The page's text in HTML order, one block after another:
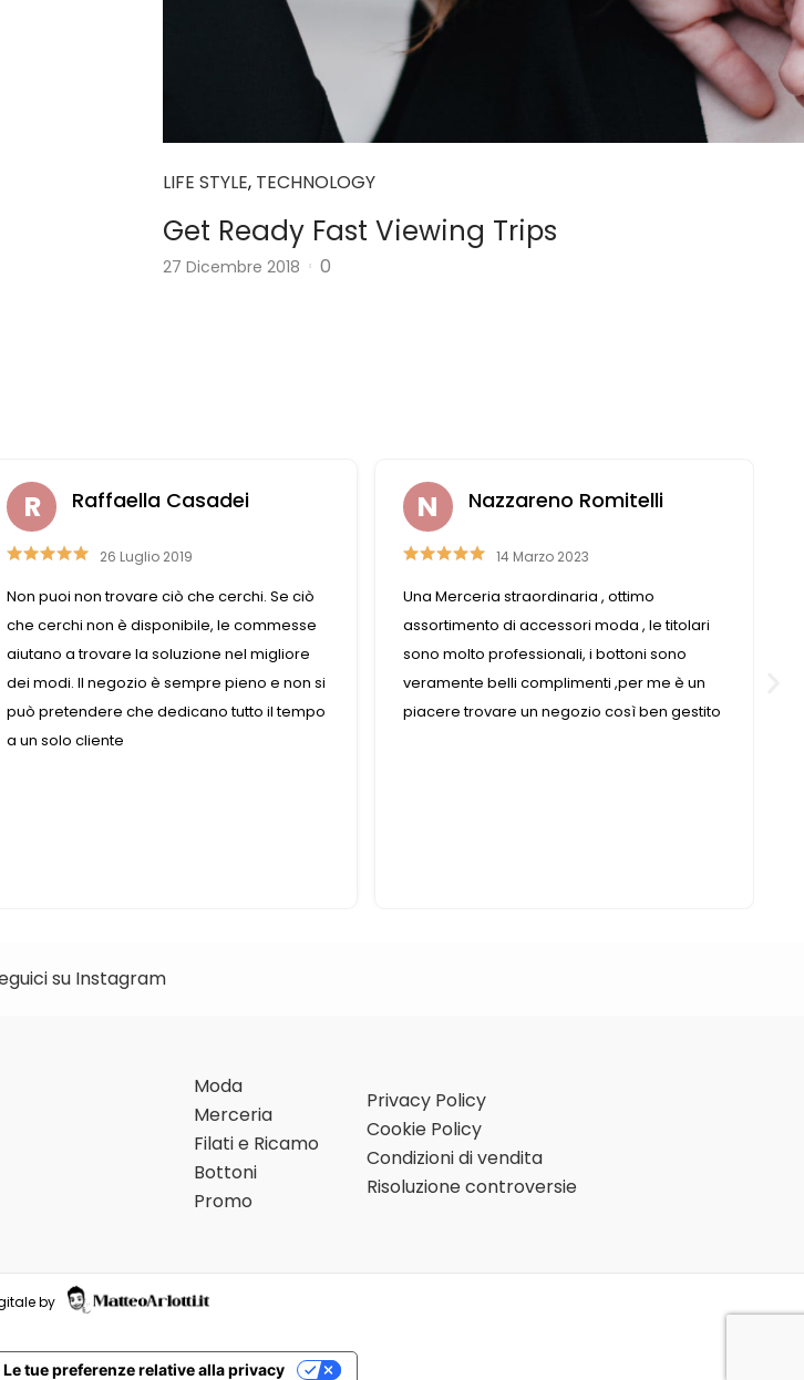
LIFE STYLE, TECHNOLOGY
Get Ready Fast Viewing Trips
27 Dicembre 2018 0
Nazzareno Romitelli
14 Marzo 2023
Una Merceria straordinaria , ottimo
assortimento di accessori moda , le titolari
sono molto professionali, i bottoni sono
veramente belli complimenti ,per me è un
piacere trovare un negozio così ben gestito
Liviana Antolini
15 Settembre 2023
Competenza e gentilezza caratterizzano
questo negozio fornitissimo nel suo genere.
su Instagram
Moda
Merceria
Filati e Ricamo
Bottoni
Promo
Privacy Policy
Cookie Policy
Condizioni di vendita
Risoluzione controversie
by
Le tue preferenze relative alla privacy